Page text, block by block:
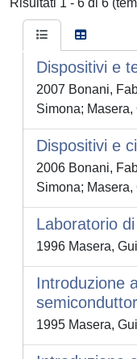
Risultati 1 - 6 di 6
Dispositivi e
2007 Bonani,
Simona;
Dispositivi e
2006 Bonani,
Simona;
Laboratorio
1996 Masera,
Introduzione
1995 Masera,